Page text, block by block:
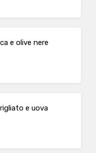
e olive nere
e uova